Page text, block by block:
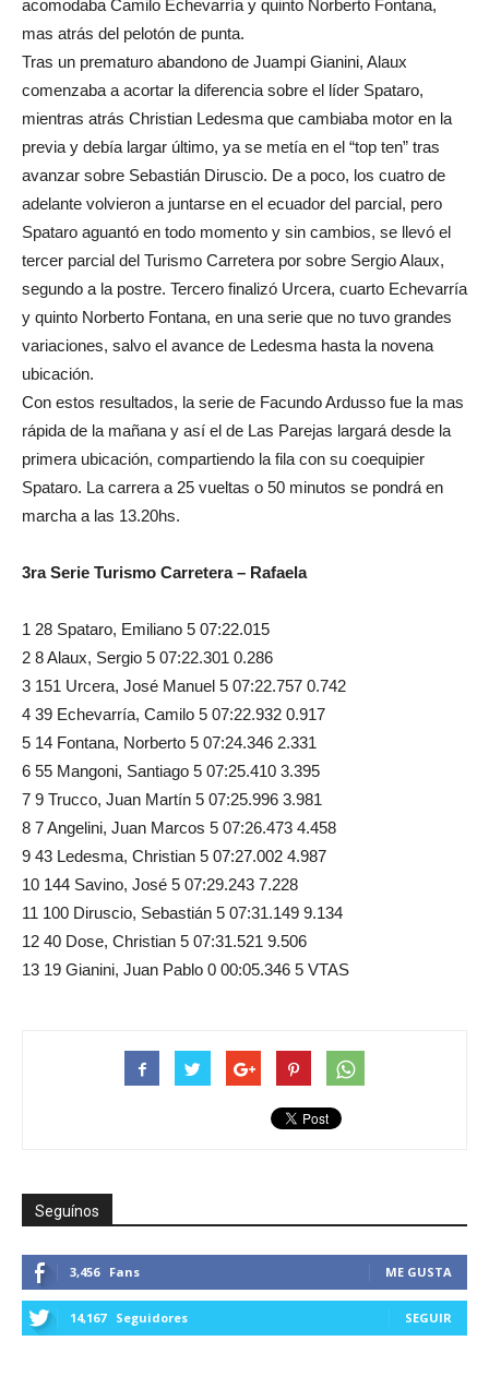
acomodaba Camilo Echevarría y quinto Norberto Fontana,
mas atrás del pelotón de punta.
Tras un prematuro abandono de Juampi Gianini, Alaux
comenzaba a acortar la diferencia sobre el líder Spataro,
mientras atrás Christian Ledesma que cambiaba motor en la
previa y debía largar último, ya se metía en el “top ten” tras
avanzar sobre Sebastián Diruscio. De a poco, los cuatro de
adelante volvieron a juntarse en el ecuador del parcial, pero
Spataro aguantó en todo momento y sin cambios, se llevó el
tercer parcial del Turismo Carretera por sobre Sergio Alaux,
segundo a la postre. Tercero finalizó Urcera, cuarto Echevarría
y quinto Norberto Fontana, en una serie que no tuvo grandes
variaciones, salvo el avance de Ledesma hasta la novena
ubicación.
Con estos resultados, la serie de Facundo Ardusso fue la mas
rápida de la mañana y así el de Las Parejas largará desde la
primera ubicación, compartiendo la fila con su coequipier
Spataro. La carrera a 25 vueltas o 50 minutos se pondrá en
marcha a las 13.20hs.
3ra Serie Turismo Carretera – Rafaela
1 28 Spataro, Emiliano 5 07:22.015
2 8 Alaux, Sergio 5 07:22.301 0.286
3 151 Urcera, José Manuel 5 07:22.757 0.742
4 39 Echevarría, Camilo 5 07:22.932 0.917
5 14 Fontana, Norberto 5 07:24.346 2.331
6 55 Mangoni, Santiago 5 07:25.410 3.395
7 9 Trucco, Juan Martín 5 07:25.996 3.981
8 7 Angelini, Juan Marcos 5 07:26.473 4.458
9 43 Ledesma, Christian 5 07:27.002 4.987
10 144 Savino, José 5 07:29.243 7.228
11 100 Diruscio, Sebastián 5 07:31.149 9.134
12 40 Dose, Christian 5 07:31.521 9.506
13 19 Gianini, Juan Pablo 0 00:05.346 5 VTAS
Seguínos
3,456 Fans ME GUSTA
14,167 Seguidores SEGUIR